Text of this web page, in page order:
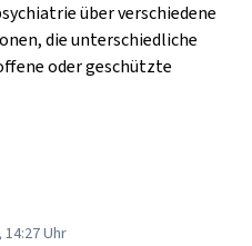
über verschiedene
die unterschiedliche
oder geschützte
Uhr